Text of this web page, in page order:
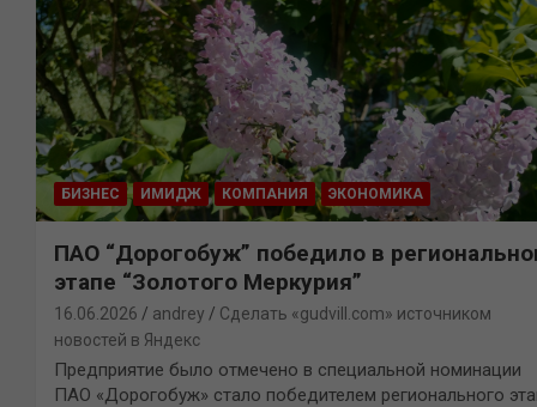
БИЗНЕС ИМИДЖ КОМПАНИЯ ЭКОНОМИКА
ПАО “Дорогобуж” победило в
этапе “Золотого Меркурия”
16.06.2026 andrey
Сделать «gudvill.com» источником
новостей в Яндекс
Предприятие было отмечено в специальной номинации
ПАО «Дорогобуж» стало победителем регионального